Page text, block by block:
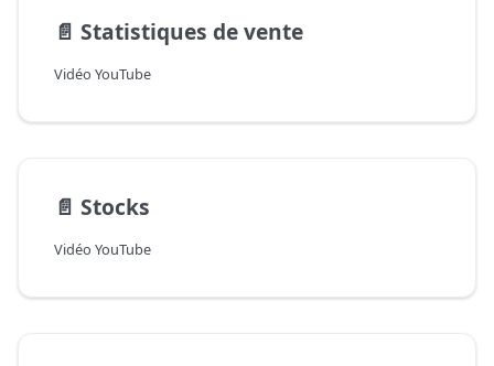
📄️ Statistiques de vente
Vidéo YouTube
📄️ Stocks
Vidéo YouTube